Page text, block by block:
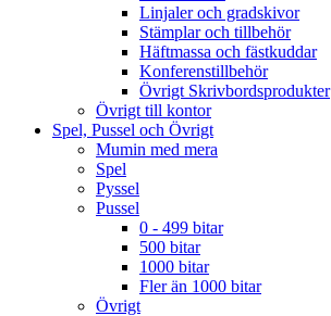
Linjaler och gradskivor
Stämplar och tillbehör
Häftmassa och fästkuddar
Konferenstillbehör
Övrigt Skrivbordsprodukter
Övrigt till kontor
Spel, Pussel och Övrigt
Mumin med mera
Spel
Pyssel
Pussel
0 - 499 bitar
500 bitar
1000 bitar
Fler än 1000 bitar
Övrigt